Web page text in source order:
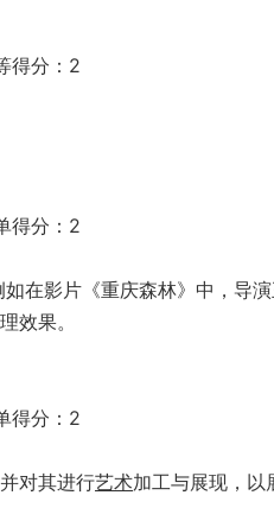
得分：2
得分：2
如在影片《重庆森林》中，导
效果。
得分：2
对其进行艺术加工与展现，以